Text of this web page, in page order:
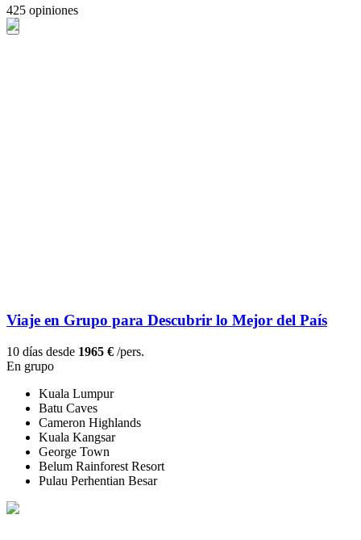
425 opiniones
Viaje en Grupo para Descubrir lo Mejor del País
10 días desde 1965 € /pers.
En grupo
Kuala Lumpur
Batu Caves
Cameron Highlands
Kuala Kangsar
George Town
Belum Rainforest Resort
Pulau Perhentian Besar